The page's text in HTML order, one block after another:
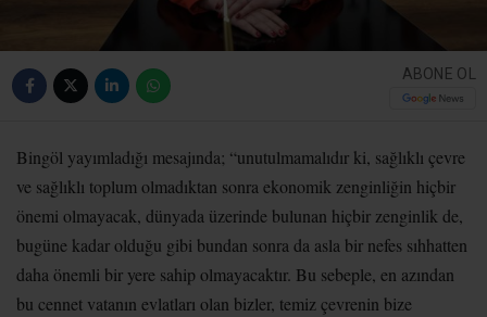
ABONE OL
Bingöl yayımladığı mesajında; “unutulmamalıdır ki, sağlıklı çevre
ve sağlıklı toplum olmadıktan sonra ekonomik zenginliğin hiçbir
önemi olmayacak, dünyada üzerinde bulunan hiçbir zenginlik de,
bugüne kadar olduğu gibi bundan sonra da asla bir nefes sıhhatten
daha önemli bir yere sahip olmayacaktır. Bu sebeple, en azından
bu cennet vatanın evlatları olan bizler, temiz çevrenin bize